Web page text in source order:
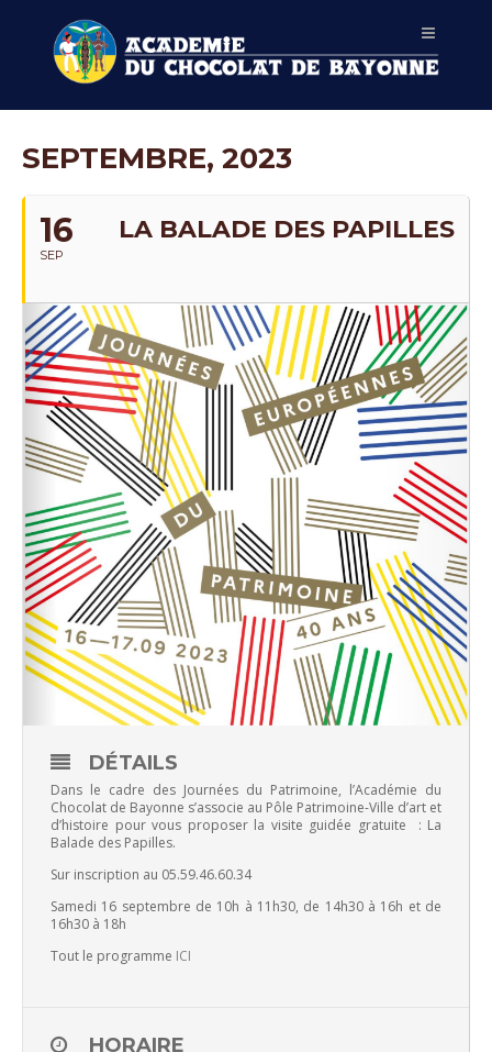
SEPTEMBRE, 2023
16
SEP
LA BALADE DES PAPILLES
DÉTAILS
Dans le cadre des Journées du Patrimoine, l’Académie du
Chocolat de Bayonne s’associe au Pôle Patrimoine-Ville d’art et
d’histoire pour vous proposer la visite guidée gratuite : La
Balade des Papilles.
Sur inscription au 05.59.46.60.34
Samedi 16 septembre de 10h à 11h30, de 14h30 à 16h et de
16h30 à 18h
Tout le programme ICI
HORAIRE